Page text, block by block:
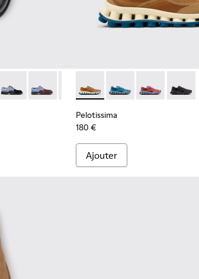
homme.
recyclées pour homme.
techniques recyclées pour homme.
en cuir multicolores pour homme.
025 022 - Chaussures en cuir noir pour
Twins - K100979-016
Twins - K100979-015
Twins - K100979-014
Twins - K100979-012
Twins - K100979-011
Twins -
Pelotissima - K101109-007
Pelotissima -Pelotissima -
Pelotissima
180 €
Ajouter